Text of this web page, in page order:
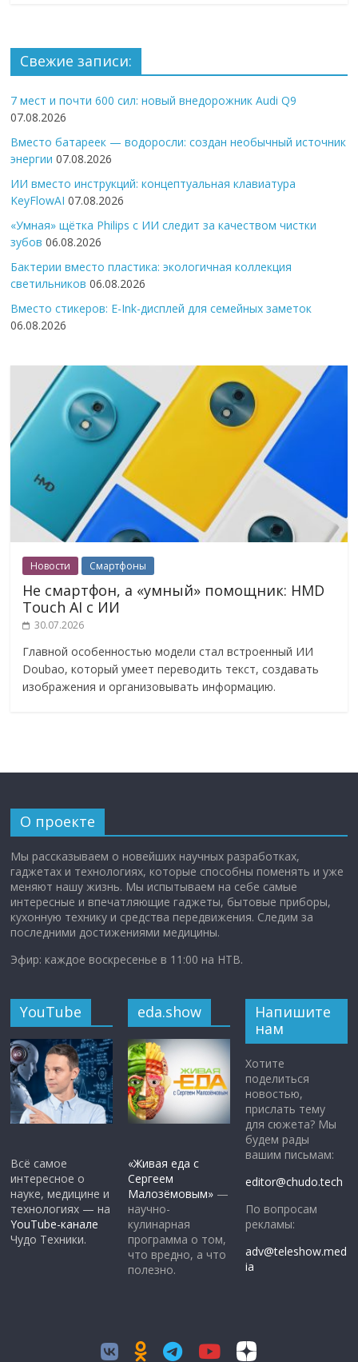
Свежие записи:
7 мест и почти 600 сил: новый внедорожник Audi Q9
07.08.2026
Вместо батареек — водоросли: создан необычный источник
энергии 07.08.2026
ИИ вместо инструкций: концептуальная клавиатура
KeyFlowAI 07.08.2026
«Умная» щётка Philips с ИИ следит за качеством чистки
зубов 06.08.2026
Бактерии вместо пластика: экологичная коллекция
светильников 06.08.2026
Вместо стикеров: E-Ink-дисплей для семейных заметок
06.08.2026
Новости Смартфоны
Не смартфон, а «умный» помощник: HMD
Touch AI с ИИ
30.07.2026
Главной особенностью модели стал встроенный ИИ
Doubao, который умеет переводить текст, создавать
изображения и организовывать информацию.
О проекте
Мы рассказываем о новейших научных разработках,
гаджетах и технологиях, которые способны поменять и уже
меняют нашу жизнь. Мы испытываем на себе самые
интересные и впечатляющие гаджеты, бытовые приборы,
кухонную технику и средства передвижения. Следим за
последними достижениями медицины.
Эфир: каждое воскресенье в 11:00 на НТВ.
YouTube
Всё самое
интересное о
науке, медицине и
технологиях — на
YouTube-канале
Чудо Техники.
eda.show
«Живая еда с
Сергеем
Малозёмовым» —
научно-
кулинарная
программа о том,
что вредно, а что
полезно.
Напишите
нам
Хотите
поделиться
новостью,
прислать тему
для сюжета? Мы
будем рады
вашим письмам:
editor@chudo.tech
По вопросам
рекламы:
adv@teleshow.med
ia